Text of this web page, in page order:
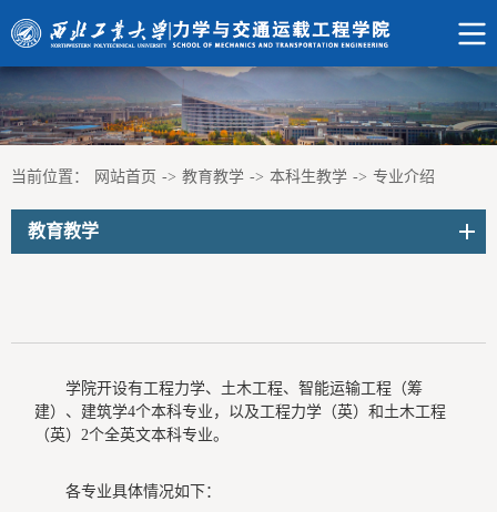
当前位置： 网站首页 -> 教育教学 -> 本科生教学 -> 专业介绍
教育教学
学院开设有工程力学、土木工程、智能运输工程（筹
建）、建筑学4个本科专业，以及工程力学（英）和土木工程
（英）2个全英文本科专业。
各专业具体情况如下：